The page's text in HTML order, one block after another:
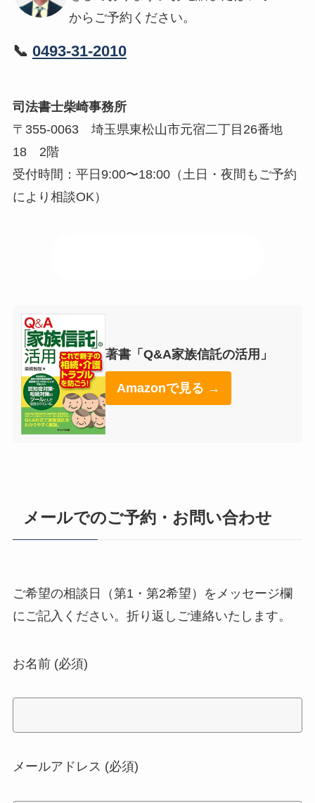
からご予約ください。
📞 0493-31-2010
司法書士柴崎事務所
〒355-0063 埼玉県東松山市元宿二丁目26番地
18 2階
受付時間：平日9:00〜18:00（土日・夜間もご予約
により相談OK）
著書「Q&A家族信託の活用」
Amazonで見る →
メールでのご予約・お問い合わせ
ご希望の相談日（第1・第2希望）をメッセージ欄
にご記入ください。折り返しご連絡いたします。
お名前 (必須)
メールアドレス (必須)